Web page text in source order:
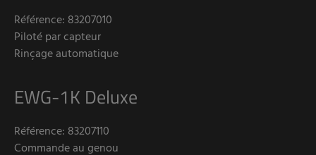
Référence: 83207010
Piloté par capteur
Rinçage automatique
EWG-1K Deluxe
Référence: 83207110
Commande au genou